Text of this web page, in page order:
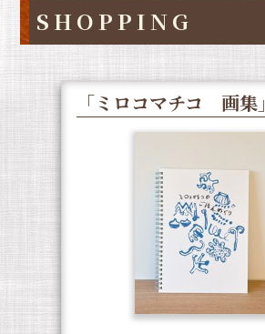
SHOPPING
「ミロコマチコ 画集」